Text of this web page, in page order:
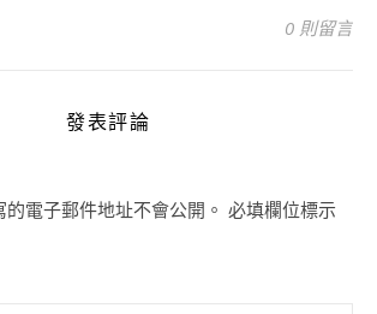
0 則留言
發表評論
電子郵件地址不會公開。 必填欄位標示